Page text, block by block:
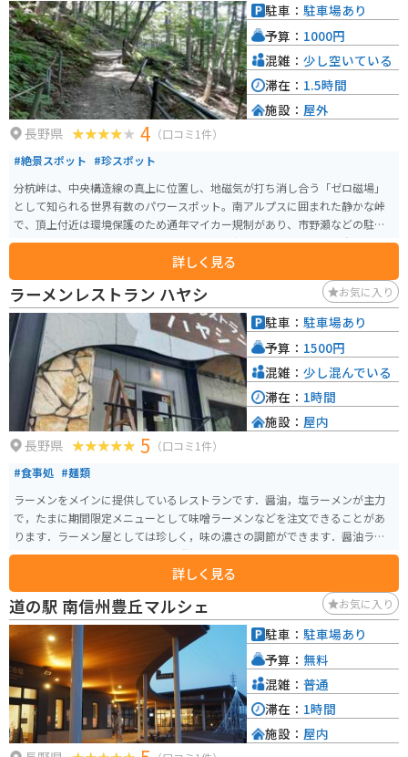
長野県 4 （口コミ1件）
#絶景スポット #珍スポット
分杭峠は、中央構造線の真上に位置し、地磁気が打ち消し合う「ゼロ磁場」
として知られる世界有数のパワースポット。南アルプスに囲まれた静かな峠
で、頂上付近は環境保護のため通年マイカー規制があり、市野瀬などの駐車
場からシャトルバスで向かう。バスを降りて歩くと、エネルギーが強いとさ
れる「気場」があり、ベンチで瞑想や休息を楽しめる。アクセス路の国道152
号はワインディングが続く人気ツーリングルートだが、道幅が狭く落石注意
の区間もあるため慎重な走行が必要。周辺では伊那名物のソースカツ丼やロ
ーメン、大鹿の塩などのグルメも楽しめる。
詳しく見る
駐車： 駐車場あり
予算： 1000円
混雑： 少し空いている
滞在： 1.5時間
施設： 屋外
ラーメンレストラン ハヤシ お気に入り
長野県 5 （口コミ1件）
#食事処 #麺類
ラーメンをメインに提供しているレストランです．醤油，塩ラーメンが主力
で，たまに期間限定メニューとして味噌ラーメンなどを注文できることがあ
ります．ラーメン屋としては珍しく，味の濃さの調節ができます．醤油ラー
メンはとてもやさしい味わいで，誰でも食べられると思います．公式サイト
ではないのですが，店主さんがInstagramをやっているので，リアルタイムに
近いお店の情報を得ることができます．
詳しく見る
駐車： 駐車場あり
予算： 1500円
混雑： 少し混んでいる
滞在： 1時間
施設： 屋内
道の駅 南信州豊丘マルシェ お気に入り
駐車： 駐車場あり
予算： 無料
混雑： 普通
滞在： 1時間
施設： 屋内